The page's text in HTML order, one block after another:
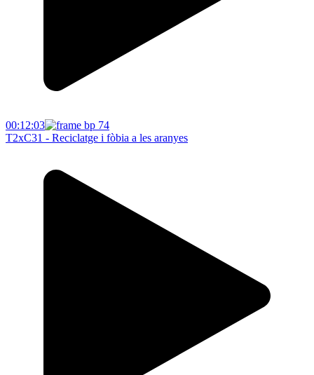
00:12:03
T2xC31 - Reciclatge i fòbia a les aranyes